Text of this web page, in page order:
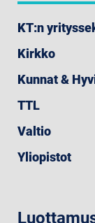
KT:n
Kirkko
Kunnat &
TTL
Valtio
Yliopistot